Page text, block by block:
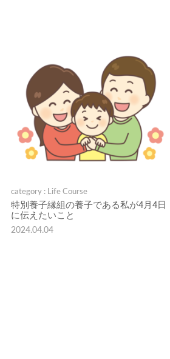
category : Life Course
特別養子縁組の養子である私が4月4日
に伝えたいこと
2024.04.04